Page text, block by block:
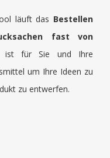
läuft das Bestellen
fast von
ist für Sie und Ihre
um Ihre Ideen zu
zu entwerfen.